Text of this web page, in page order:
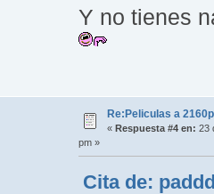
Y no tienes
Re:Peliculas a
« Respuesta #4 en: 23
pm »
Cita de: